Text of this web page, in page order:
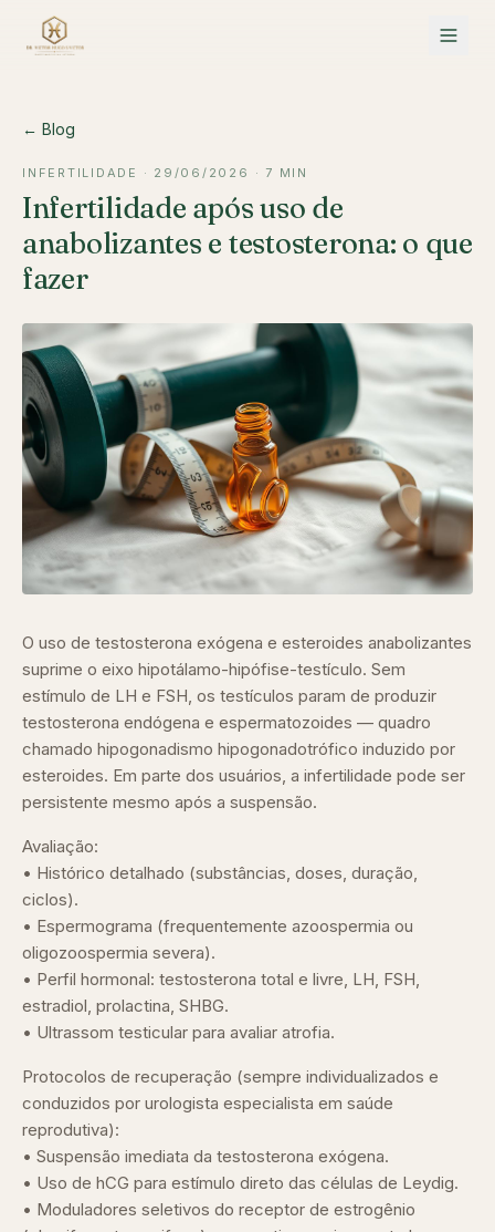
← Blog
INFERTILIDADE · 29/06/2026 · 7 MIN
Infertilidade após uso de
anabolizantes e testosterona: o que
fazer
O uso de testosterona exógena e esteroides anabolizantes
suprime o eixo hipotálamo-hipófise-testículo. Sem
estímulo de LH e FSH, os testículos param de produzir
testosterona endógena e espermatozoides — quadro
chamado hipogonadismo hipogonadotrófico induzido por
esteroides. Em parte dos usuários, a infertilidade pode ser
persistente mesmo após a suspensão.
Avaliação:
• Histórico detalhado (substâncias, doses, duração,
ciclos).
• Espermograma (frequentemente azoospermia ou
oligozoospermia severa).
• Perfil hormonal: testosterona total e livre, LH, FSH,
estradiol, prolactina, SHBG.
• Ultrassom testicular para avaliar atrofia.
Protocolos de recuperação (sempre individualizados e
conduzidos por urologista especialista em saúde
reprodutiva):
• Suspensão imediata da testosterona exógena.
• Uso de hCG para estímulo direto das células de Leydig.
• Moduladores seletivos do receptor de estrogênio